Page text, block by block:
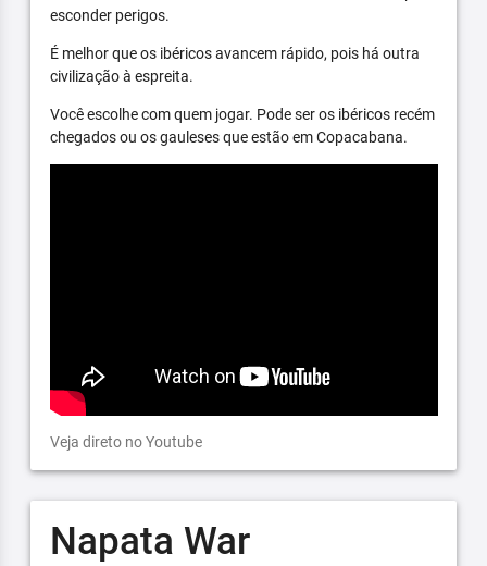
esconder perigos.
É melhor que os ibéricos avancem rápido, pois há outra
civilização à espreita.
Você escolhe com quem jogar. Pode ser os ibéricos recém
chegados ou os gauleses que estão em Copacabana.
Veja direto no Youtube
Napata War